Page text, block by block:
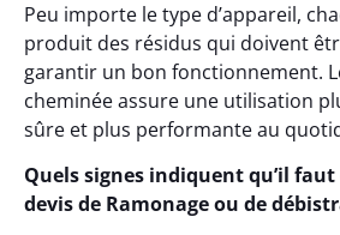
Peu importe le type d’appareil,
produit des résidus qui doivent
garantir un bon fonctionnement.
cheminée assure une utilisation
sûre et plus performante au
Quels signes indiquent qu’il
devis de Ramonage ou de